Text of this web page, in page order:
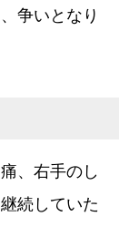
争いとなり
、右手のし
続していた